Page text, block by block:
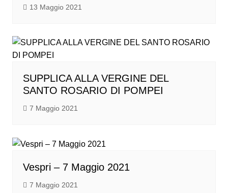
13 Maggio 2021
SUPPLICA ALLA VERGINE DEL
SANTO ROSARIO DI POMPEI
7 Maggio 2021
Vespri – 7 Maggio 2021
7 Maggio 2021